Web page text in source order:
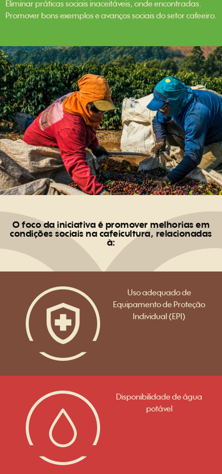
Eliminar práticas sociais inaceitáveis, onde encontradas.
Promover bons exemplos e avanços sociais do setor cafeeiro.
O foco da iniciativa é promover melhorias em
condições sociais na cafeicultura, relacionadas
à:
Uso adequado de
Equipamento de Proteção
Individual (EPI)
Disponibilidade de água
potável